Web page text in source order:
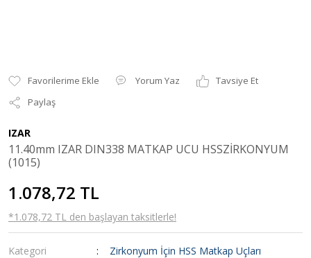
Yorum Yaz
Tavsiye Et
Paylaş
IZAR
11.40mm IZAR DIN338 MATKAP UCU HSSZİRKONYUM
(1015)
1.078,72 TL
*1.078,72 TL den başlayan taksitlerle!
Kategori
Zirkonyum İçin HSS Matkap Uçları